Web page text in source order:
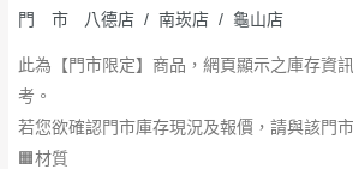
門 市 八德店 / 南崁店 / 龜山店
此為【門市限定】商品，網頁顯示之庫存資
考。
若您欲確認門市庫存現況及報價，請與該門
🟧材質